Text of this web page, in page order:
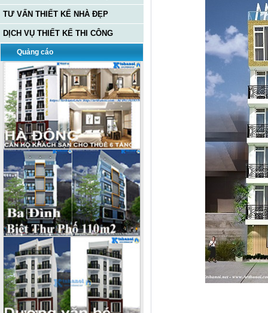
TƯ VẤN THIẾT KẾ NHÀ ĐẸP
DỊCH VỤ THIẾT KẾ THI CÔNG
Quảng cáo